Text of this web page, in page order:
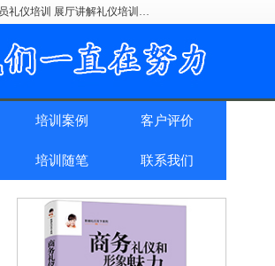
礼仪培训 展厅讲解礼仪培训…
培训案例 客户评价
培训随笔 联系我们